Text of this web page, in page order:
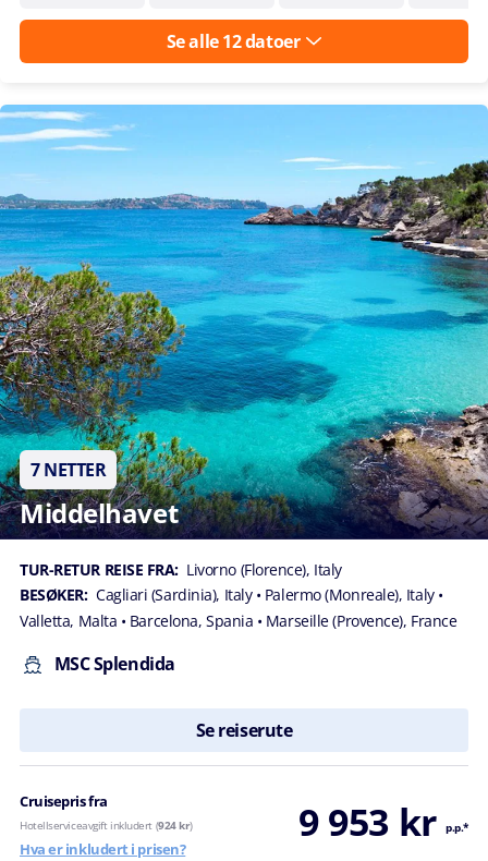
Se alle 12 datoer
7 NETTER
Middelhavet
TUR-RETUR REISE FRA: Livorno (Florence), Italy
BESØKER: Cagliari (Sardinia), Italy • Palermo (Monreale), Italy •
Valletta, Malta • Barcelona, Spania • Marseille (Provence), France
MSC Splendida
Se reiserute
Cruisepris fra 9 953 kr p.p.*
Hotellserviceavgift inkludert (924 kr)
Hva er inkludert i prisen?